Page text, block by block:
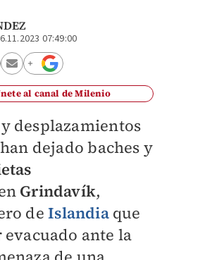
07:49:00
al canal de Milenio
desplazamientos
dejado baches y
Grindavík,
deIslandia que
evacuado ante la